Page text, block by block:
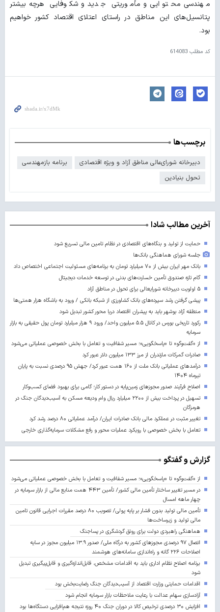
مهندسی محتوایی و مأموریتی جدید و شکوفایی هرچه بیشتر
پتانسیل‌های این مناطق در راستای اعتلای اقتصاد کشور خواهیم
بود.
کد مطلب 614083
برچسب‌ها
دبیرخانه شورای‌عالی مناطق آزاد و ویژه اقتصادی
برنامه بازمهندسی
تحول بنیادین
آخرین مطالب شادا
حمایت از تولید و بنگاه‌های اقتصادی در نظام تامین مالی تسریع شود
جلسه شورای هماهنگی بانک‌ها
بانک مهر ایران بیش از ۷۰ میلیارد تومان به برنامه‌های مسئولیت اجتماعی اختصاص داد
گام تازه صندوق تأمین خسارت‌های بدنی در توسعه خدمات دیجیتال
۵ اولویت دبیرخانه شورایعالی برای تحول در مناطق آزاد
پیشی گرفتن رشد سپرده‌های بانک کشاورزی از شبکه بانکی / ورود به باشگاه هزار همتی‌ها
منطقه آزاد بوشهر باید به پیشران اقتصاد دریا محور کشور تبدیل شود
رکورد تاریخی بورس در کانال ۵.۵ میلیون واحد/ ورود ۹ هزار میلیارد تومان پول حقیقی به بازار
سرمایه
از «گفت‌وگو» تا «پاسخگویی»؛ مسیر شفافیت و تعامل با بخش خصوصی عملیاتی می‌شود
صادرات گمرکات مازندران از مرز ۱۳۳ میلیون دلار عبور کرد
درآمدهای عملیاتی بانک ملت از ۱۶۰ همت عبور کرد/ جهش ۹۵ درصدی نسبت به پایان
تیرماه ۱۴۰۴
اصلاح فرآیند صدور مجوزهای زمین‌پایه در دستور کار؛ گامی برای بهبود فضای کسب‌وکار
تسهیل در پرداخت بیش از ۲۲۰۰ میلیارد ریال وام ودیعه مسکن به آسیب‌دیدگان جنگ در
هرمزگان
تغییر مثبت در عملکرد مالی بانک صادرات ایران/ درآمد عملیاتی ۸۰ درصد رشد کرد
تعامل با بخش خصوصی با رویکرد عملیات محور و رفع مشکلات سرمایه‌گذاری خارجی
گزارش و گفتگو
از «گفت‌وگو» تا «پاسخگویی»؛ مسیر شفافیت و تعامل با بخش خصوصی عملیاتی می‌شود
در مسیر تغییر ساختار تأمین مالی کشور/ تأمین ۴۴۳ همت منابع مالی از بازار سرمایه در
چهار ماهه امسال
تأمین مالی تولید بدون فشار بر پایه پولی/ تصویب ۸۰ درصد مقررات اجرایی قانون تامین
مالی تولید و زیرساخت‌ها
هماهنگی راهبردی دولت برای رونق گردشگری در پساجنگ
اتصال ۹۷ درصدی مجوزهای کشور به درگاه ملی/ صدور ۱۳.۹ میلیون مجوز در سایه
اصلاحات ۲۲۶ گانه و راه‌اندازی سامانه‌های هوشمند
برنامه اصلاح نظام اداری باید به اقدامات مشخص، قابل‌اندازه‌گیری و قابل‌پیگیری تبدیل
شود
اقدامات حمایتی وزارت اقتصاد از آسیب‌دیدگان جنگ رضایت‌بخش بود
آزادسازی سهام عدالت با رعایت ملاحظات بازار سرمایه انجام شود
افزایش ۳۰ درصدی ترخیص کالا در دوران جنگ ۴۰ روزه نتیجه هم‌افزایی دستگاه‌ها بود